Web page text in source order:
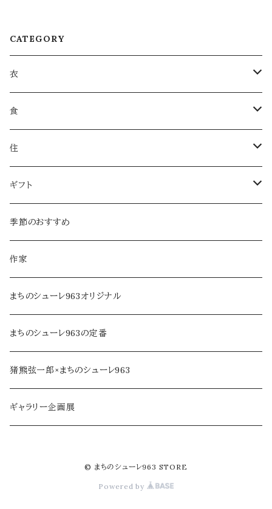
CATEGORY
衣
衣類
服飾雑貨
服飾小物／その他
食
菓子
飲みもの
麺類・麺
調味料・オイル
乾物・だし
ジャム・加工品
soe farm
住
日用品
本・音楽
家具・インテリア
アロマ・フレグランス
民芸品・手仕事
ギフト
ラッピング
季節のおすすめ
作家
まちのシューレ963オリジナル
まちのシューレ963の定番
猪熊弦一郎×まちのシューレ963
ギャラリー企画展
© まちのシューレ963 STORE
Powered by